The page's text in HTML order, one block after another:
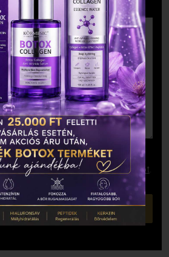
azAdatkezelési Tájékoztatót